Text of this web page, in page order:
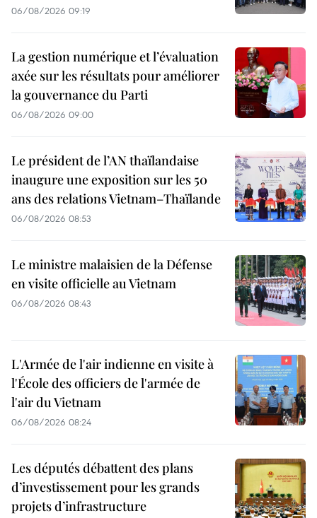
06/08/2026 09:19
La gestion numérique et l’évaluation
axée sur les résultats pour améliorer
la gouvernance du Parti
06/08/2026 09:00
Le président de l’AN thaïlandaise
inaugure une exposition sur les 50
ans des relations Vietnam–Thaïlande
06/08/2026 08:53
Le ministre malaisien de la Défense
en visite officielle au Vietnam
06/08/2026 08:43
L'Armée de l'air indienne en visite à
l'École des officiers de l'armée de
l'air du Vietnam
06/08/2026 08:24
Les députés débattent des plans
d’investissement pour les grands
projets d’infrastructure